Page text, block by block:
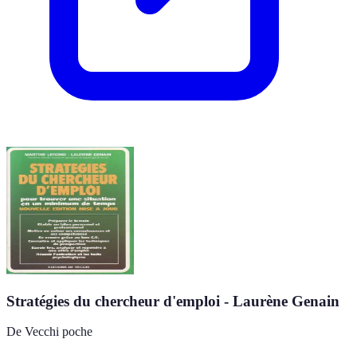
Stratégies du chercheur d'emploi - Laurène Genain
De Vecchi poche